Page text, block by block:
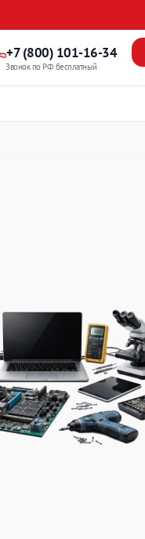
+7 (800) 101-16-34
Звонок по РФ бесплатный